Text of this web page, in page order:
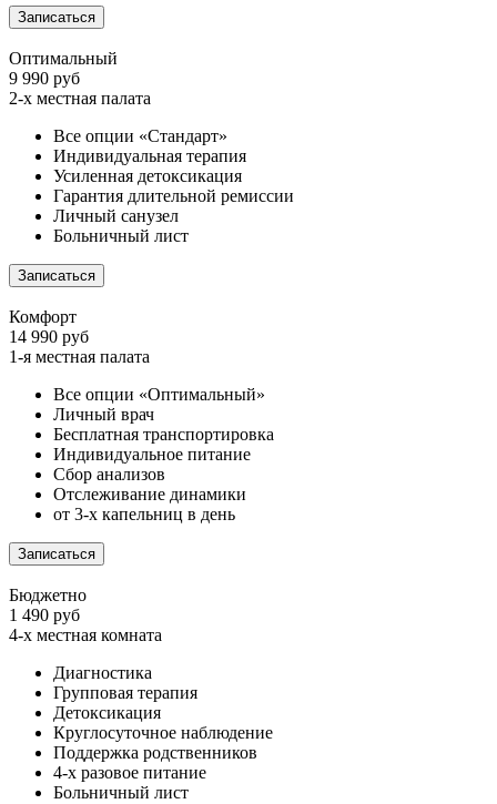
Записаться
Оптимальный
9 990 руб
2-х местная палата
Все опции «Стандарт»
Индивидуальная терапия
Усиленная детоксикация
Гарантия длительной ремиссии
Личный санузел
Больничный лист
Записаться
Комфорт
14 990 руб
1-я местная палата
Все опции «Оптимальный»
Личный врач
Бесплатная транспортировка
Индивидуальное питание
Сбор анализов
Отслеживание динамики
от 3-х капельниц в день
Записаться
Бюджетно
1 490 руб
4-х местная комната
Диагностика
Групповая терапия
Детоксикация
Круглосуточное наблюдение
Поддержка родственников
4-х разовое питание
Больничный лист